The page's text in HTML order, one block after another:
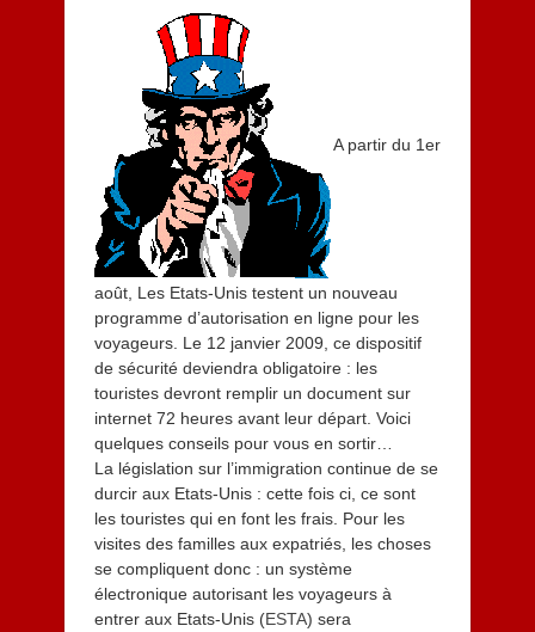
A partir du 1er
août, Les Etats-Unis testent un nouveau
programme d’autorisation en ligne pour les
voyageurs. Le 12 janvier 2009, ce dispositif
de sécurité deviendra obligatoire : les
touristes devront remplir un document sur
internet 72 heures avant leur départ. Voici
quelques conseils pour vous en sortir…
La législation sur l’immigration continue de se
durcir aux Etats-Unis : cette fois ci, ce sont
les touristes qui en font les frais. Pour les
visites des familles aux expatriés, les choses
se compliquent donc : un système
électronique autorisant les voyageurs à
entrer aux Etats-Unis (ESTA) sera